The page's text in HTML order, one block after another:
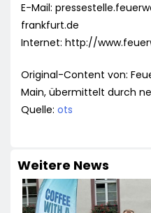
E-Mail:
frankfurt.de
Internet: http://
Original-Content von:
Main, übermittelt durch
Quelle: ots
Weitere News